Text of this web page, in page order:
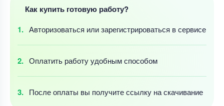
Как купить готовую работу?
Авторизоваться или зарегистрироваться в сервисе
Оплатить работуудобнымспособом
После оплаты вы получите ссылку на скачивание